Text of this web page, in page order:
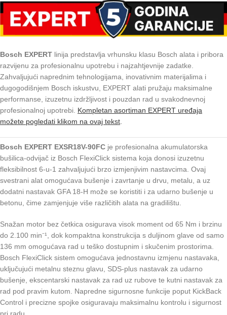
Bosch EXPERT linija predstavlja vrhunsku klasu Bosch alata i pribora
razvijenu za profesionalnu upotrebu i najzahtjevnije zadatke.
Zahvaljujući naprednim tehnologijama, inovativnim materijalima i
dugogodišnjem Bosch iskustvu, EXPERT alati pružaju maksimalne
performanse, izuzetnu izdržljivost i pouzdan rad u svakodnevnoj
profesionalnoj upotrebi. Kompletan asortiman EXPERT uređaja
možete pogledati klikom na ovaj tekst.
Bosch EXPERT EXSR18V-90FC je profesionalna akumulatorska
bušilica-odvijač iz Bosch FlexiClick sistema koja donosi izuzetnu
fleksibilnost 6-u-1 zahvaljujući brzo izmjenjivim nastavcima. Ovaj
svestrani alat omogućava bušenje i zavrtanje u drvu, metalu, a uz
dodatni nastavak GFA 18-H može se koristiti i za udarno bušenje u
betonu, čime zamjenjuje više različitih alata na gradilištu.
Snažan motor bez četkica osigurava visok moment od 65 Nm i brzinu
do 2.100 min⁻¹, dok kompaktna konstrukcija s duljinom glave od samo
136 mm omogućava rad u teško dostupnim i skučenim prostorima.
Bosch FlexiClick sistem omogućava jednostavnu izmjenu nastavaka,
uključujući metalnu steznu glavu, SDS-plus nastavak za udarno
bušenje, ekscentarski nastavak za rad uz rubove te kutni nastavak za
rad pod pravim kutom. Napredne sigurnosne funkcije poput KickBack
Control i precizne spojke osiguravaju maksimalnu kontrolu i sigurnost